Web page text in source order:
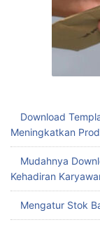
Download
Meningkatkan
Mudahnya
Kehadiran
Mengatur Stok